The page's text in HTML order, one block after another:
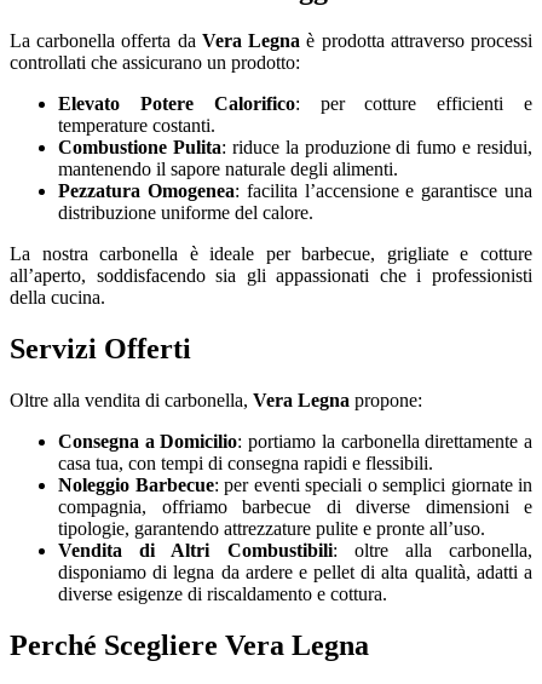
La carbonella offerta da Vera Legna è prodotta attraverso processi
controllati che assicurano un prodotto:
Elevato Potere Calorifico: per cotture efficienti e
temperature costanti.
Combustione Pulita: riduce la produzione di fumo e residui,
mantenendo il sapore naturale degli alimenti.
Pezzatura Omogenea: facilita l’accensione e garantisce una
distribuzione uniforme del calore.
La nostra carbonella è ideale per barbecue, grigliate e cotture
all’aperto, soddisfacendo sia gli appassionati che i professionisti
della cucina.
Servizi Offerti
Oltre alla vendita di carbonella, Vera Legna propone:
Consegna a Domicilio: portiamo la carbonella direttamente a
casa tua, con tempi di consegna rapidi e flessibili.
Noleggio Barbecue: per eventi speciali o semplici giornate in
compagnia, offriamo barbecue di diverse dimensioni e
tipologie, garantendo attrezzature pulite e pronte all’uso.
Vendita di Altri Combustibili: oltre alla carbonella,
disponiamo di legna da ardere e pellet di alta qualità, adatti a
diverse esigenze di riscaldamento e cottura.
Perché Scegliere Vera Legna